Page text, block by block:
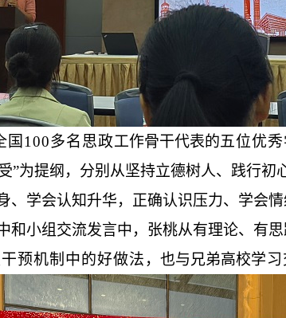
国 100多名思政工作骨干代表的五位优
”为提纲，分别从坚持立德树人、践行初
、 学会认知升华， 正确认识压力、 学会
和小组交流发言中，张桃从有理论、有
预机制中的好做法 ，也与兄弟高校学习